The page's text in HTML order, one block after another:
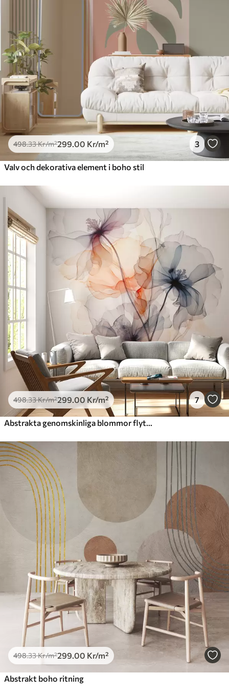
498.33Kr/m²299 .00 Kr/m² 3
Valv och dekorativa element i boho stil
498.33Kr/m²299 .00 Kr/m² 7
498.33Kr/m²299 .00 Kr/m²
Abstrakt boho ritning